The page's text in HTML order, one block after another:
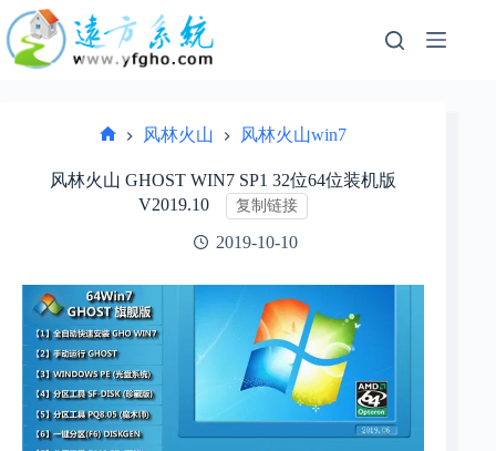
过
内
页
风林火山 风林火山win7
风林火山 GHOST WIN7 SP1 32位64位装机版
V2019.10
复制链接
2019-10-10